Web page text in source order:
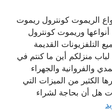
الريموت كونترول ريموت
وريموت كونترول
التلفزيونات القديمة
لباب منزلكم أين ما كنتم في
والفروانية والجهراء
الكثير من الميزات التي
هل أن بحاجة لشراء